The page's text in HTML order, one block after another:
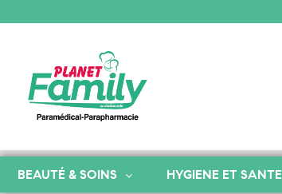
BEAUTÉ & SOINS HYGIENE ET SANTE